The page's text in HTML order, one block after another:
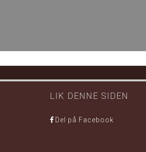
LIK DENNE SIDEN
Del på Facebook